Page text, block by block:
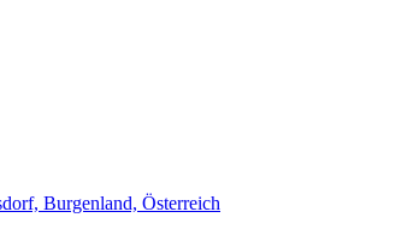
Burgenland, Österreich